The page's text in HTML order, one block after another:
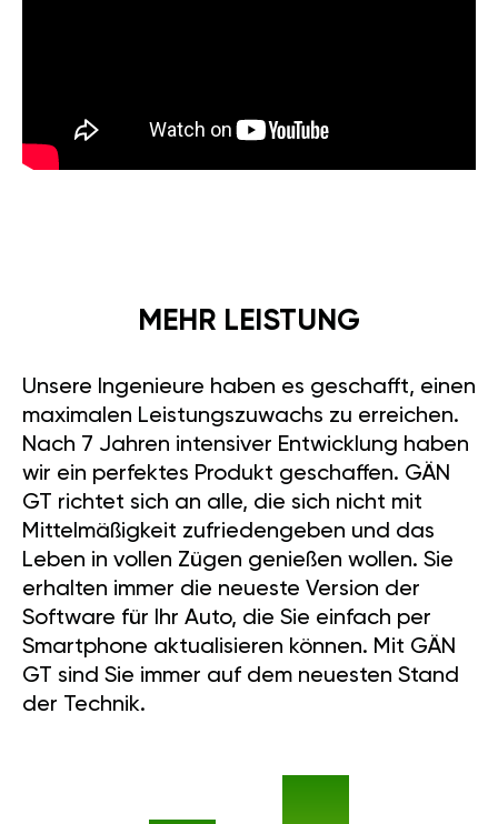
MEHR LEISTUNG
Unsere Ingenieure haben es geschafft, einen
maximalen Leistungszuwachs zu erreichen.
Nach 7 Jahren intensiver Entwicklung haben
wir ein perfektes Produkt geschaffen. GÄN
GT richtet sich an alle, die sich nicht mit
Mittelmäßigkeit zufriedengeben und das
Leben in vollen Zügen genießen wollen. Sie
erhalten immer die neueste Version der
Software für Ihr Auto, die Sie einfach per
Smartphone aktualisieren können. Mit GÄN
GT sind Sie immer auf dem neuesten Stand
der Technik.